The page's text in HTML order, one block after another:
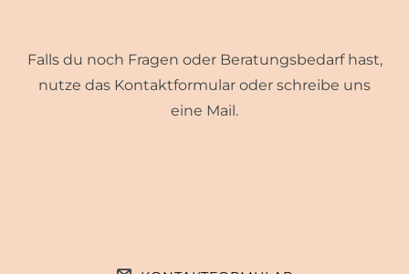
Falls du noch Fragen oder Beratungsbedarf hast,
nutze das Kontaktformular oder schreibe uns
eine Mail.